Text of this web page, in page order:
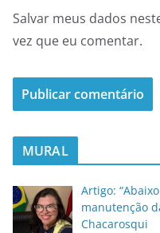
Salvar meus dados
vez que eu comentar.
MURAL
Artigo:
manutenção
Chacarosqui